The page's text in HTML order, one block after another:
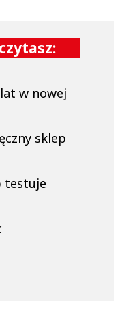
w nowej
sklep
testuje